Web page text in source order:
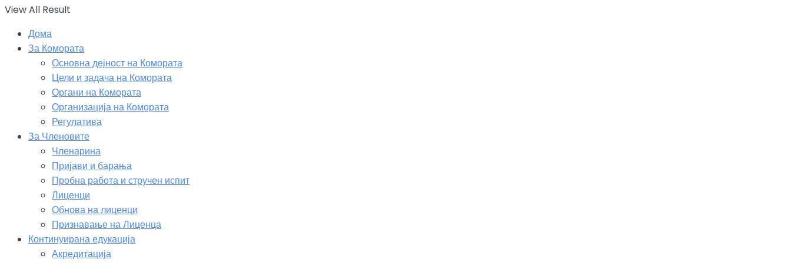
View All Result
Дома
За Комората
Основна дејност на Комората
Цели и задача на Комората
Органи на Комората
Организација на Комората
Регулатива
За Членовите
Членарина
Пријави и барања
Пробна работа и стручен испит
Лиценци
Обнова на лиценци
Признавање на Лиценца
Континуирана едукација
Акредитација